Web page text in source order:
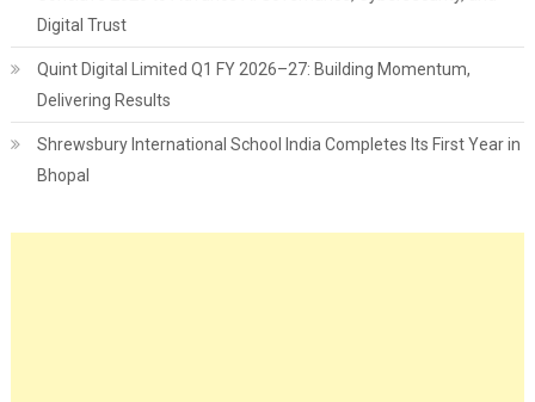
Digital Trust
Quint Digital Limited Q1 FY 2026–27: Building Momentum,
Delivering Results
Shrewsbury International School India Completes Its First Year in
Bhopal